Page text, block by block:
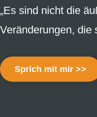
„Es sind nicht die
Veränderungen, die
Sprich mit mir >>